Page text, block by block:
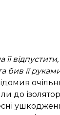
її
бив її
до